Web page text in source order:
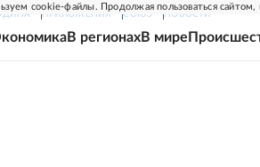
cookie-файлы. Продолжая пользоваться сайтом,
ПРИЛОЖЕНИЯ СОЮЗ НОВОСТИ
В регионахВ мире